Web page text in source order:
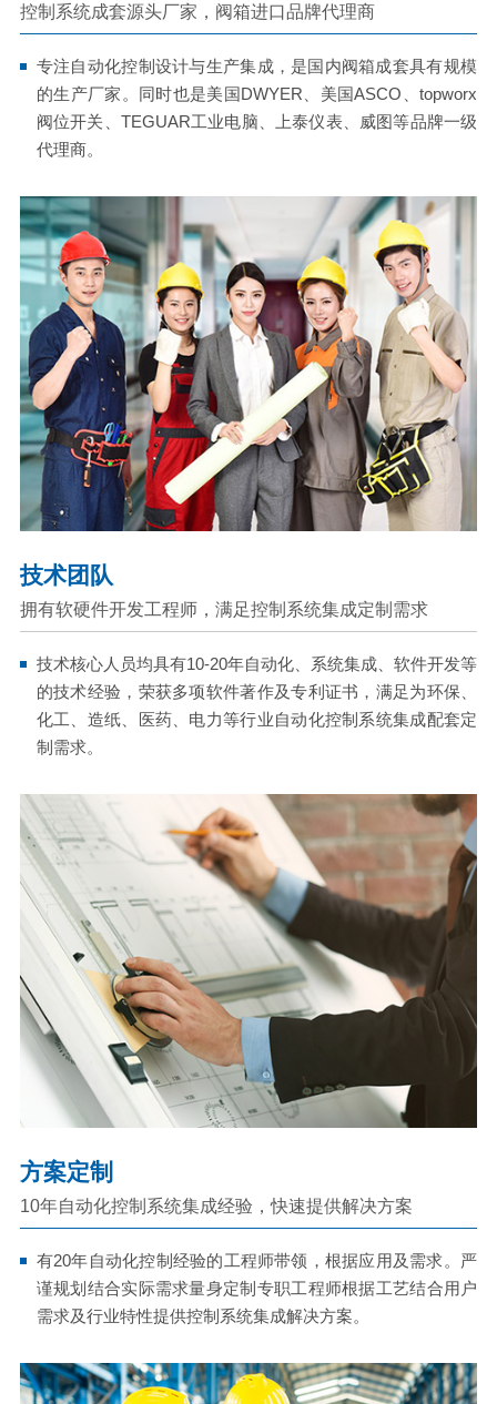
控制系统成套源头厂家，阀箱进口品牌代理商
专注自动化控制设计与生产集成，是国内阀箱成套具有规模
的生产厂家。同时也是美国DWYER、美国ASCO、topworx
阀位开关、TEGUAR工业电脑、上泰仪表、威图等品牌一级
代理商。
技术团队
拥有软硬件开发工程师，满足控制系统集成定制需求
技术核心人员均具有10-20年自动化、系统集成、软件开发等
的技术经验，荣获多项软件著作及专利证书，满足为环保、
化工、造纸、医药、电力等行业自动化控制系统集成配套定
制需求。
方案定制
10年自动化控制系统集成经验，快速提供解决方案
有20年自动化控制经验的工程师带领，根据应用及需求。严
谨规划结合实际需求量身定制专职工程师根据工艺结合用户
需求及行业特性提供控制系统集成解决方案。